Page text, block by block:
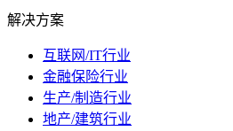
解决方案
互联网/IT行业
金融保险行业
生产/制造行业
地产/建筑行业